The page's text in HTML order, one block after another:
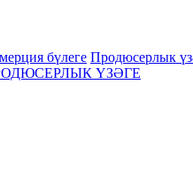
бүлеге Продюсерлык
ҮЗӘГЕ